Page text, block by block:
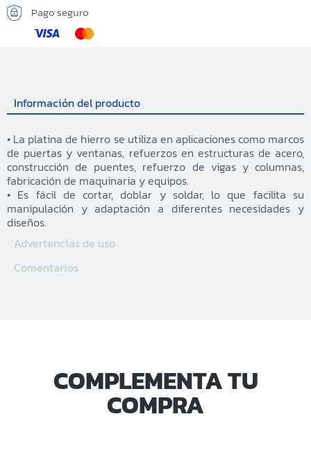
Pago seguro
Información del producto
• La platina de hierro se utiliza en aplicaciones como marcos
de puertas y ventanas, refuerzos en estructuras de acero,
construcción de puentes, refuerzo de vigas y columnas,
fabricación de maquinaria y equipos.
• Es fácil de cortar, doblar y soldar, lo que facilita su
manipulación y adaptación a diferentes necesidades y
diseños.
Advertencias de uso
Comentarios
COMPLEMENTA TU
COMPRA